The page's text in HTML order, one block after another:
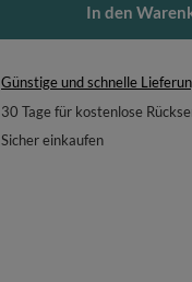
In den
Günstige und schnelle
30 Tage für kostenlose
Sicher einkaufen